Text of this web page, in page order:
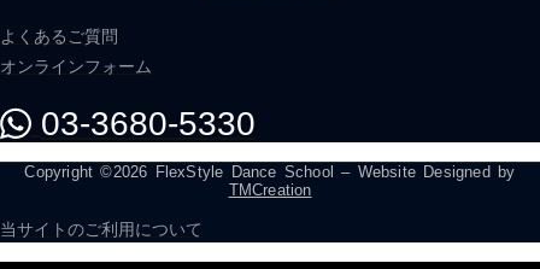
よくあるご質問
オンラインフォーム
03-3680-5330
Copyright ©2026 FlexStyle Dance School – Website Designed by
TMCreation
当サイトのご利用について